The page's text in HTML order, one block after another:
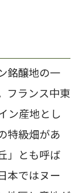
銘醸地の一
フランス中東
ン産地とし
特級畑があ
」とも呼ば
本ではヌー